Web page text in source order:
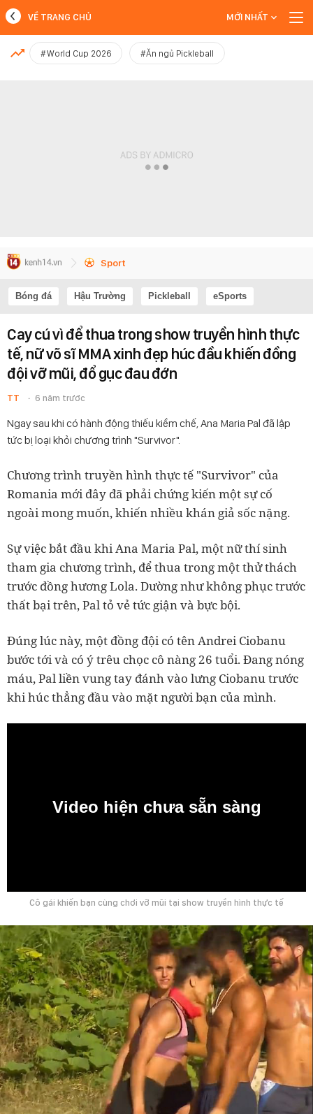
MỚI NHẤT
VỀ TRANG CHỦ MỚI NHẤT
#World Cup 2026 #Ăn ngủ Pickleball
Sport
Bóng đá Hậu Trường Pickleball eSports
Cay cú vì để thua trong show truyền hình thực
tế, nữ võ sĩ MMA xinh đẹp húc đầu khiến đồng
đội vỡ mũi, đổ gục đau đớn
TT 6 năm trước
Ngay sau khi có hành động thiếu kiềm chế, Ana Maria Pal đã lập
tức bị loại khỏi chương trình "Survivor".
Chương trình truyền hình thực tế "Survivor" của
Romania mới đây đã phải chứng kiến một sự cố
ngoài mong muốn, khiến nhiều khán giả sốc nặng.
Sự việc bắt đầu khi Ana Maria Pal, một nữ thí sinh
tham gia chương trình, để thua trong một thử thách
trước đồng hương Lola. Dường như không phục trước
thất bại trên, Pal tỏ vẻ tức giận và bực bội.
Đúng lúc này, một đồng đội có tên Andrei Ciobanu
bước tới và có ý trêu chọc cô nàng 26 tuổi. Đang nóng
máu, Pal liền vung tay đánh vào lưng Ciobanu trước
khi húc thẳng đầu vào mặt người bạn của mình.
Video hiện chưa sẵn sàng
Cô gái khiến bạn cùng chơi vỡ mũi tại show truyền hình thực tế